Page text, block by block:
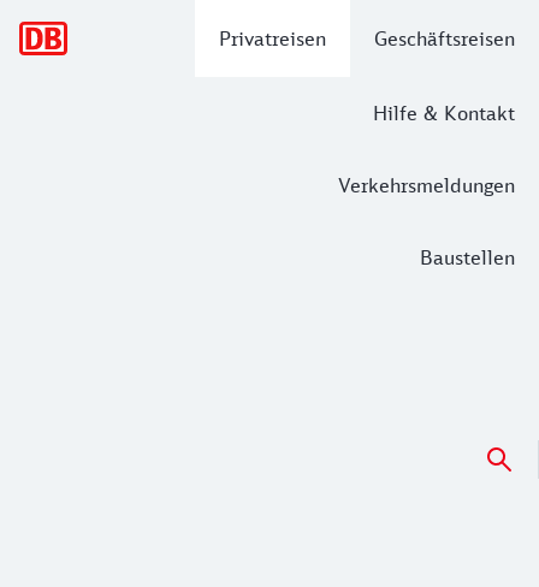
Privatreisen Geschäftsreisen
Hilfe & Kontakt
Verkehrsmeldungen
Baustellen